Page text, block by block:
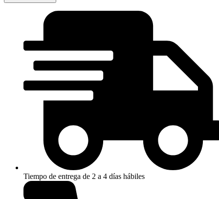
TOUCH
Tiempo de entrega de 2 a 4 días hábiles